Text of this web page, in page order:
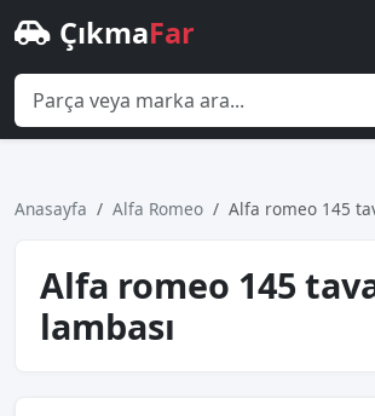
ÇıkmaFar
Anasayfa Alfa Romeo Alfa romeo 145
Alfa romeo 145
lambası